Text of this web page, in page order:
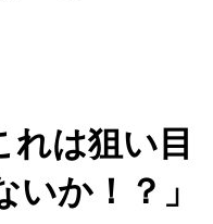
れは狙い目
か！？」